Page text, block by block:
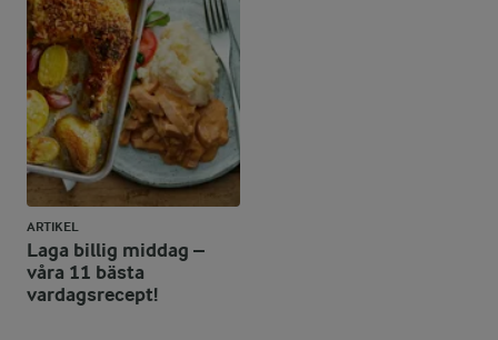
ARTIKEL
Laga billig middag –
våra 11 bästa
vardagsrecept!